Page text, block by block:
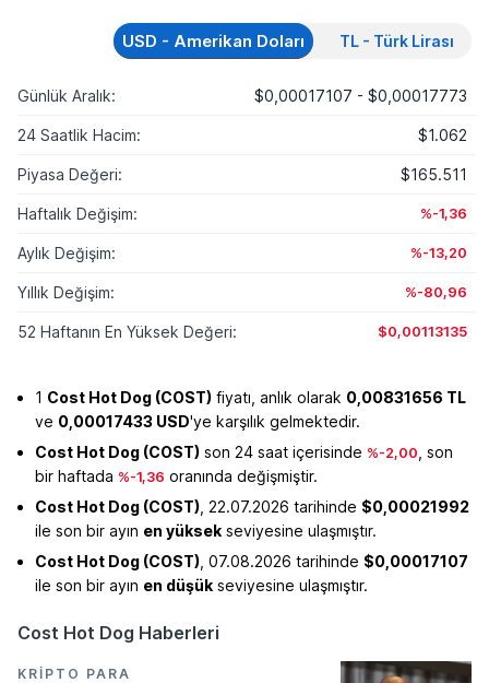
USD - Amerikan Doları TL - Türk Lirası
Günlük Aralık: $0,00017107 - $0,00017773
24 Saatlik Hacim: $1.062
Piyasa Değeri: $165.511
Haftalık Değişim: %-1,36
Aylık Değişim: %-13,20
Yıllık Değişim: %-80,96
52 Haftanın En Yüksek Değeri: $0,00113135
1 Cost Hot Dog (COST) fiyatı, anlık olarak 0,00831656 TL
ve 0,00017433 USD'ye karşılık gelmektedir.
Cost Hot Dog (COST) son 24 saat içerisinde %-2,00 , son
bir haftada %-1,36 oranında değişmiştir.
Cost Hot Dog (COST) , 22.07.2026 tarihinde $0,00021992
ile son bir ayın en yüksek seviyesine ulaşmıştır.
Cost Hot Dog (COST) , 07.08.2026 tarihinde $0,00017107
ile son bir ayın en düşük seviyesine ulaşmıştır.
Cost Hot Dog Haberleri
KRIPTO PARA